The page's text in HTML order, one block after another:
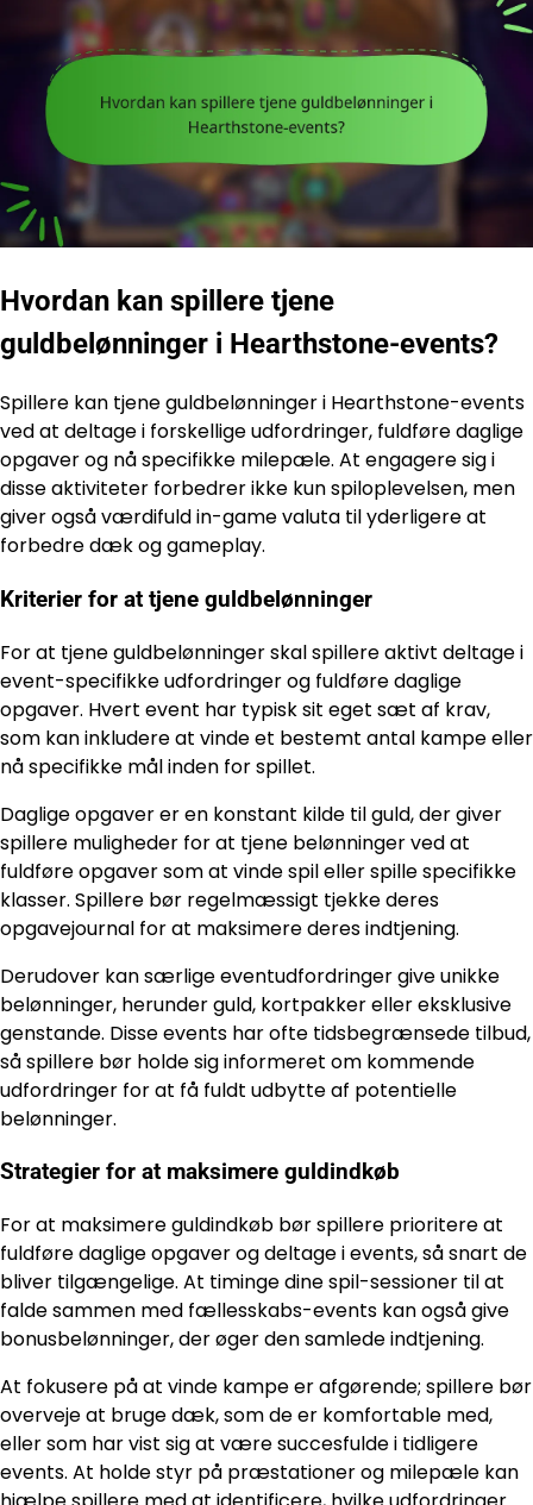
Hvordan kan spillere tjene
guldbelønninger i Hearthstone-events?
Spillere kan tjene guldbelønninger i Hearthstone-events
ved at deltage i forskellige udfordringer, fuldføre daglige
opgaver og nå specifikke milepæle. At engagere sig i
disse aktiviteter forbedrer ikke kun spiloplevelsen, men
giver også værdifuld in-game valuta til yderligere at
forbedre dæk og gameplay.
Kriterier for at tjene guldbelønninger
For at tjene guldbelønninger skal spillere aktivt deltage i
event-specifikke udfordringer og fuldføre daglige
opgaver. Hvert event har typisk sit eget sæt af krav,
som kan inkludere at vinde et bestemt antal kampe eller
nå specifikke mål inden for spillet.
Daglige opgaver er en konstant kilde til guld, der giver
spillere muligheder for at tjene belønninger ved at
fuldføre opgaver som at vinde spil eller spille specifikke
klasser. Spillere bør regelmæssigt tjekke deres
opgavejournal for at maksimere deres indtjening.
Derudover kan særlige eventudfordringer give unikke
belønninger, herunder guld, kortpakker eller eksklusive
genstande. Disse events har ofte tidsbegrænsede tilbud,
så spillere bør holde sig informeret om kommende
udfordringer for at få fuldt udbytte af potentielle
belønninger.
Strategier for at maksimere guldindkøb
For at maksimere guldindkøb bør spillere prioritere at
fuldføre daglige opgaver og deltage i events, så snart de
bliver tilgængelige. At timinge dine spil-sessioner til at
falde sammen med fællesskabs-events kan også give
bonusbelønninger, der øger den samlede indtjening.
At fokusere på at vinde kampe er afgørende; spillere bør
overveje at bruge dæk, som de er komfortable med,
eller som har vist sig at være succesfulde i tidligere
events. At holde styr på præstationer og milepæle kan